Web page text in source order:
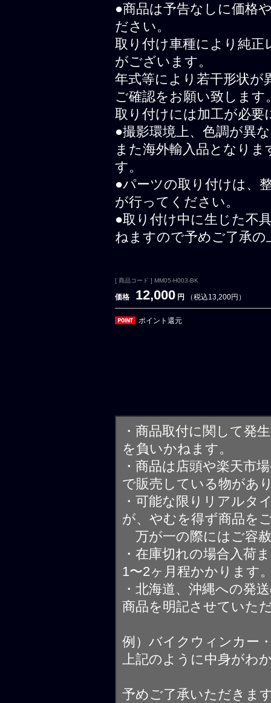
●商品は予告なしに価格
ださい。
取り付け車種により純正
がございます。
年式等により若干形状が
ご確認をお願い致します
取り付けには加工が必要
●撮影環境上、色調が異
また海外輸入品となり
す。
●パーツの取り付けは、
が行ってください。
●取り付け中に生じた不
ねますので予めご了承
[ 商品コード ] MM05-H003-BK
価格 12,000 円 （税込13,200円）
ポイント還元
・商品取付に関して発
を負いかねます。
・商品は店頭や楽天市
で販売している物があ
・可能な限りリアルタ
が、やむを得ず商品を
万が一の際にはご容
・在庫切れの場合入荷
1〜2ヶ月程かかります
・北海道、沖縄への発
商品を明記させていた
例）バイクウィンカー
上記のように中身がわ
予めご了承いただきま